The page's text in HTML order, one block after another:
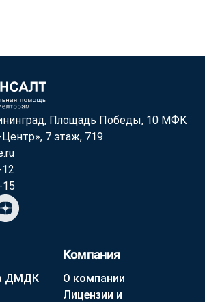
Площадь Победы, 10 МФК
7 этаж, 719
ДМДК
Компания
О компании
Лицензии и